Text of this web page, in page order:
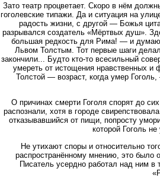
Зато театр процветает. Скоро в нём
гоголевские типажи. Да и ситуация на
радость жизни, с другой — Божья
разрывался создатель «Мёртвых душ».
большая редкость для Рима! — и думаю
Львом Толстым. Тот первые шаги
закончили... Будто кто-то всесильный
умереть от истощения нравственных и
Толстой — возраст, когда умер
О причинах смерти Гоголя спорят до
распознали, хотя в городе
отказывавшийся от пищи, попросту
которой Гоголь
Не утихают споры и относительно
распространённому мнению, это было
Писатель усердно работал над ним в